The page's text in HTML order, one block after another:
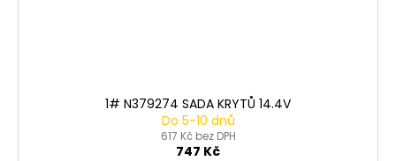
1# N379274 SADA KRYTŮ 14.4V
Do 5-10 dnů
617 Kč bez DPH
747 Kč